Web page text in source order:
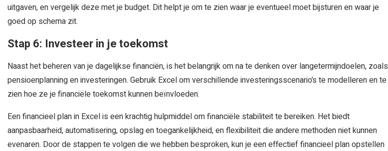
uitgaven, en vergelijk deze met je budget. Dit helpt je om te zien waar je eventueel moet bijsturen en waar je
goed op schema zit.
Stap 6: Investeer in je toekomst
Naast het beheren van je dagelijkse financiën, is het belangrijk om na te denken over langetermijndoelen, zoals
pensioenplanning en investeringen. Gebruik Excel om verschillende investeringsscenario’s te modelleren en te
zien hoe ze je financiële toekomst kunnen beïnvloeden.
Een financieel plan in Excel is een krachtig hulpmiddel om financiële stabiliteit te bereiken. Het biedt
aanpasbaarheid, automatisering, opslag en toegankelijkheid, en flexibiliteit die andere methoden niet kunnen
evenaren. Door de stappen te volgen die we hebben besproken, kun je een effectief financieel plan opstellen